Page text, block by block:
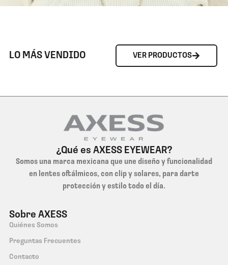
LO MÁS VENDIDO VER PRODUCTOS
¿Qué es AXESS EYEWEAR?
Somos una marca mexicana que une diseño y funcionalidad
en lentes oftálmicos, con clip y solares, para darte
protección y estilo todo el día.
Sobre AXESS
Quiénes Somos
Preguntas Frecuentes
Contacto